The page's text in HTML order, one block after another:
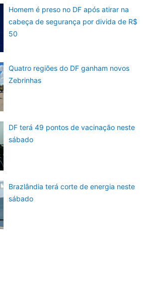
Homem é preso no DF após atirar na
cabeça de segurança por divida de R$
50
Quatro regiões do DF ganham novos
Zebrinhas
DF terá 49 pontos de vacinação neste
sábado
Brazlândia terá corte de energia neste
sábado